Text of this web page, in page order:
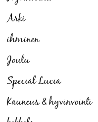
Arki
ihminen
Joulu
Special Lucia
Kauneus & hyvinvointi